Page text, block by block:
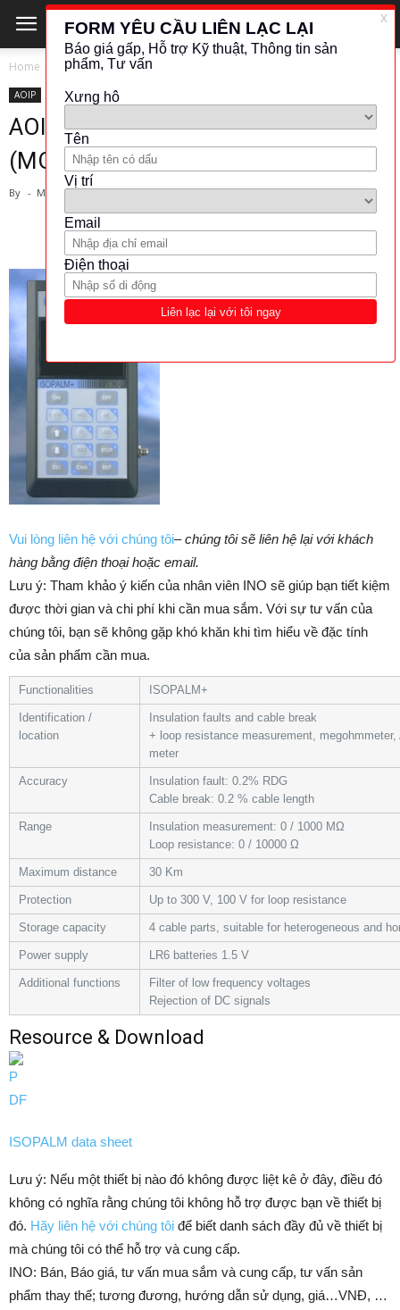
Home AOIP
AOIP KHÁC (ĐO LƯỜNG - KIỂM TRA)
AOIP-CABLE FAULT LOCATOR
(MODEL: ISOPALM+)
By - March 29, 2019 970
Vui lòng liên hệ với chúng tôi–chúng tôi sẽ liên hệ lại với khách
hàng bằng điện thoại hoặc email.
Lưu ý: Tham khảo ý kiến của nhân viên INO sẽ giúp bạn tiết kiệm
được thời gian và chi phí khi cần mua sắm. ​​Với sự tư vấn của
chúng tôi, bạn sẽ không gặp khó khăn khi tìm hiểu về đặc tính
của sản phẩm cần mua.
Functionalities ISOPALM+
Identification /
location
Insulation faults and cable break
+ loop resistance measurement,
meter
Accuracy
Insulation fault: 0.2% RDG
Cable break: 0.2 % cable length
Range
Insulation measurement: 0 / 1000 MΩ
Loop resistance: 0 / 10000 Ω
Maximum distance 30 Km
Protection Up to 300 V, 100 V for loop resistance
Storage capacity 4 cable parts, suitable for heterogeneous and
Power supply LR6 batteries 1.5 V
Additional functions
Filter of low frequency voltages
Rejection of DC signals
Resource & Download
ISOPALM data sheet
Lưu ý: Nếu một thiết bị nào đó không được liệt kê ở đây, điều đó
không có nghĩa rằng chúng tôi không hỗ trợ được bạn về thiết bị
đó. Hãy liên hệ với chúng tôi để biết danh sách đầy đủ về thiết bị
mà chúng tôi có thể hỗ trợ và cung cấp.
INO: Bán, Báo giá, tư vấn mua sắm và cung cấp, tư vấn sản
phẩm thay thế; tương đương, hướng dẫn sử dụng, giá…VNĐ, …